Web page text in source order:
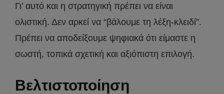
Γι’ αυτό και η στρατηγική πρέπει να είναι
ολιστική. Δεν αρκεί να “βάλουμε τη λέξη-κλειδί”.
Πρέπει να αποδείξουμε ψηφιακά ότι είμαστε η
σωστή, τοπικά σχετική και αξιόπιστη επιλογή.
Βελτιστοποίηση